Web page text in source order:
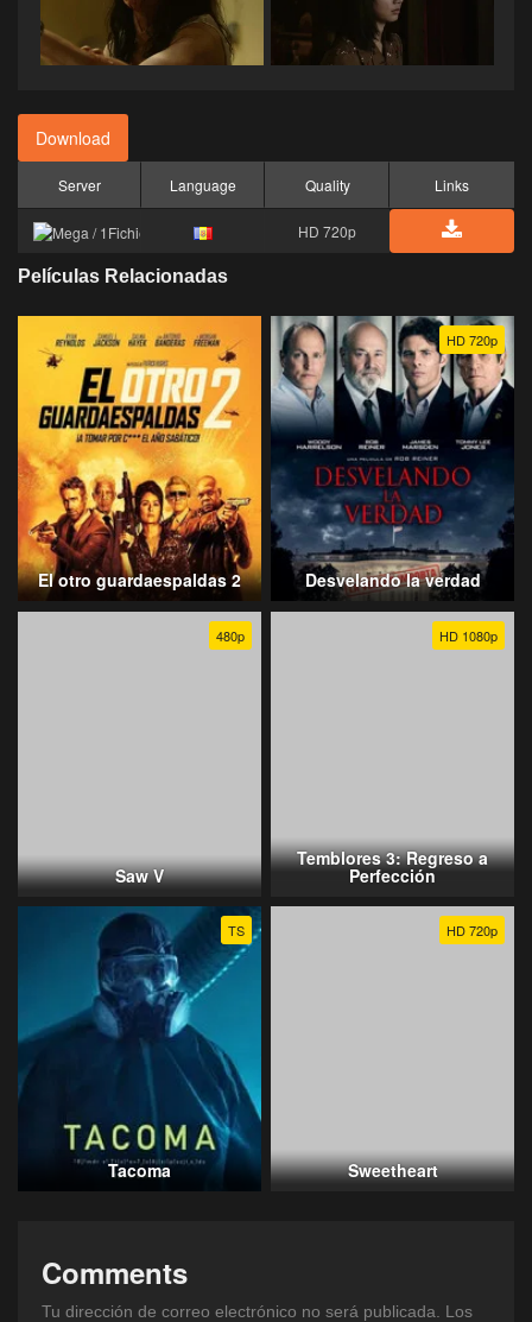
Download
Server Language Quality Links
HD 720p
Películas Relacionadas
El otro guardaespaldas 2
HD 720p
Desvelando la verdad
480p
Saw V
HD 1080p
Temblores 3: Regreso a
Perfección
TS
Tacoma
HD 720p
Sweetheart
Comments
Tu dirección de correo electrónico no será publicada.
Los